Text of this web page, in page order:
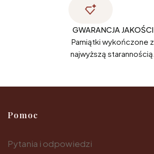
GWARANCJA JAKOŚCI
Pamiątki wykończone z
najwyższą starannością.
Linki w stopce
Pomoc
Pytania i odpowiedzi